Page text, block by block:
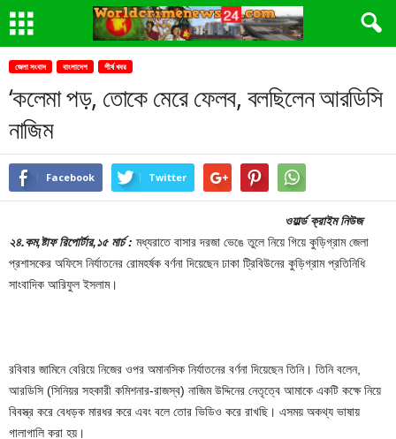
জেলা সংবাদ বাংলাদেশ শীর্ষ খবর
‘কলেমা পড়, তোকে মেরে ফেলব, বলছিলেন আরডিসি
নাজিম
Facebook Twitter
ওয়ার্ল্ড ক্রাইম নিউজ
২৪.কম,ষ্টাফ রিপোর্টার,১৫ মার্চ : মধ্যরাতে বাসার দরজা ভেঙে তুলে নিয়ে গিয়ে কুড়িগ্রাম জেলা
প্রশাসকের অফিসে নির্যাতনের রোমহর্ষক বর্ণনা দিয়েছেন ঢাকা ট্রিবিউনের কুড়িগ্রাম প্রতিনিধি
সাংবাদিক আরিফুল ইসলাম।
রবিবার জামিনে বেরিয়ে নিজের ওপর অমানসিক নির্যাতনের বর্ণনা দিয়েছেন তিনি। তিনি বলেন,
আরডিসি (সিনিয়র সহকারী কমিশনার-রাজস্ব) নাজিম উদ্দিনের নেতৃত্বে আমাকে একটি কক্ষে নিয়ে
বিবস্ত্র করে বেধড়ক মারধর করে এবং বলে তোর ভিডিও করে রাখছি। এসময় অকথ্য ভাষায়
গালাগালি করা হয়।